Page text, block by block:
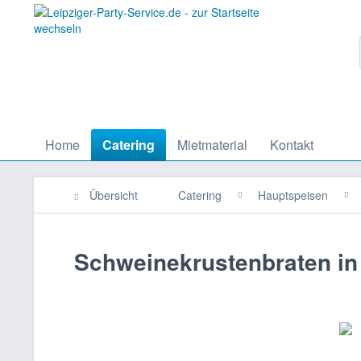
Home Catering Mietmaterial Kontakt
Übersicht Catering Hauptspeisen
Schweinekrustenbraten